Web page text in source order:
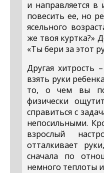
и направляется
повесить ее, но
ясельного
же твоя куртка?»
«Ты бери за этот
Другая хитрость
взять руки
то, о чем вы
физически
справиться с
непосильными.
взрослый
отталкивает
сначала по
немного теплоты